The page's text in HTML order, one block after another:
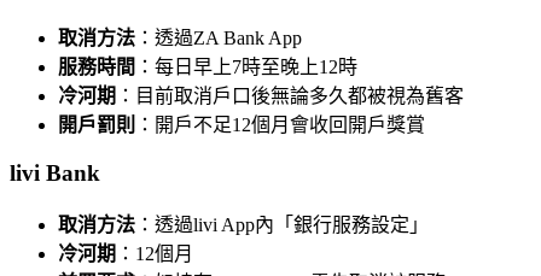
取消方法 ：透過ZA Bank App
服務時間 ：每日早上7時至晚上12時
冷河期 ：目前取消戶口後無論多久都被視為舊客
開戶罰則 ：開戶不足12個月會收回開戶獎賞
livi Bank
取消方法 ：透過livi App內「銀行服務設定」
冷河期 ：12個月